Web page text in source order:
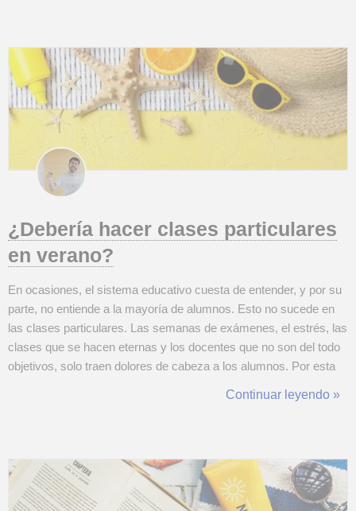
¿Debería hacer clases particulares
en verano?
En ocasiones, el sistema educativo cuesta de entender, y por su
parte, no entiende a la mayoría de alumnos. Esto no sucede en
las clases particulares. Las semanas de exámenes, el estrés, las
clases que se hacen eternas y los docentes que no son del todo
objetivos, solo traen dolores de cabeza a los alumnos. Por esta
¿Debe hacerse también en verano? Mientras el sistema
Continuar leyendo »